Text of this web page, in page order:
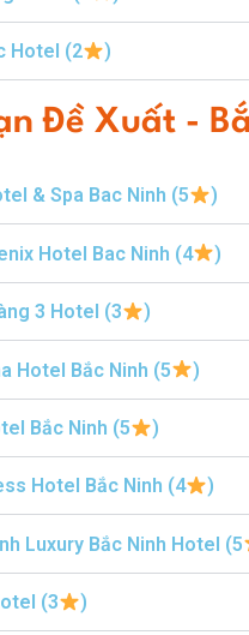
Hotel (2 )
Đề Xuất -
& Spa Bac Ninh (5 )
Hotel Bac Ninh (4 )
3 Hotel (3 )
Hotel Bắc Ninh (5 )
Bắc Ninh (5 )
Hotel Bắc Ninh (4 )
Luxury Bắc Ninh Hotel (5
(3 )